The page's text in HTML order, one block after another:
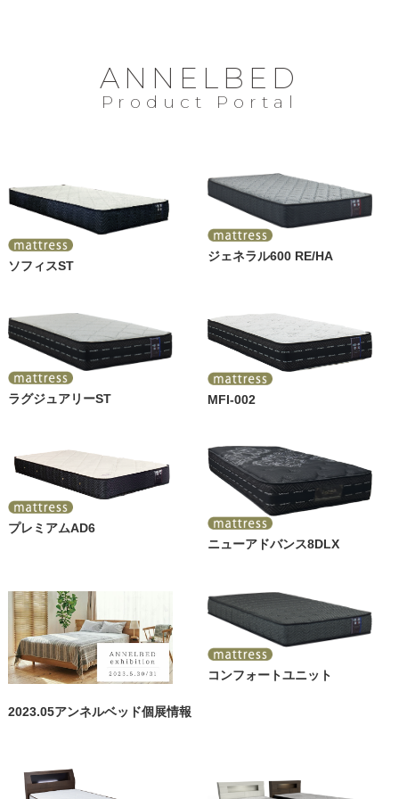
ANNELBED
Product Portal
ソフィスST
ジェネラル600 RE/HA
ラグジュアリーST MFI-002
プレミアムAD6
ニューアドバンス8DLX
2023.05アンネルベッド個展情報
コンフォートユニット